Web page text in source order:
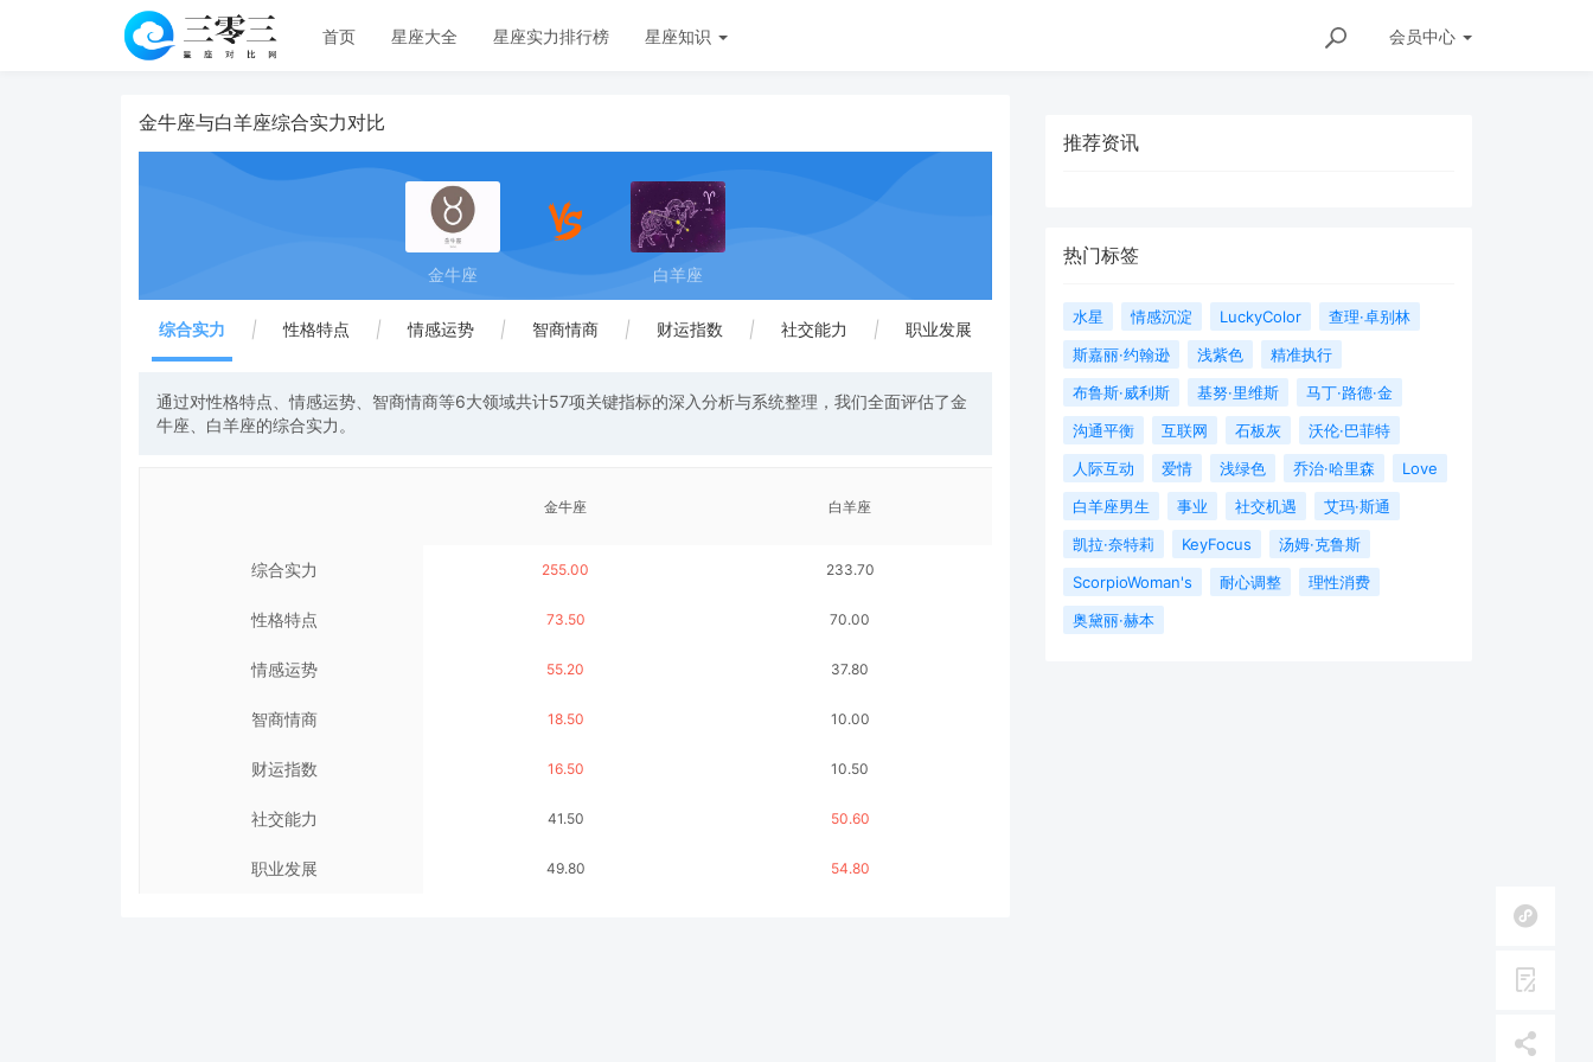
会员中心
首页 星座大全 星座实力排行榜 星座知识
金牛座与白羊座综合实力对比
金牛座 白羊座
综合实力 | 性格特点 | 情感运势 | 智商情商 | 财运指数 | 社交能力 | 职业发展
通过对性格特点、情感运势、智商情商等6大领域共计57项关键指标的深入分析与系统整理，我们全面评估了金
牛座、白羊座的综合实力。
综合实力
性格特点
情感运势
智商情商
财运指数
社交能力
职业发展
金牛座
255.00
73.50
55.20
18.50
16.50
41.50
49.80
白羊座
233.70
70.00
37.80
10.00
10.50
50.60
54.80
推荐资讯
热门标签
水星 情感沉淀 LuckyColor
查理·卓别林
斯嘉丽·约翰逊
浅紫色
精准执行
布鲁斯·威利斯
基努·里维斯
马丁·路德·金
沟通平衡
互联网 石板灰
沃伦·巴菲特
人际互动
爱情 浅绿色 乔治·哈里森
Love
白羊座男生
事业 社交机遇
艾玛·斯通
凯拉·奈特莉
KeyFocus
汤姆·克鲁斯
ScorpioWoman's
耐心调整
理性消费
奥黛丽·赫本